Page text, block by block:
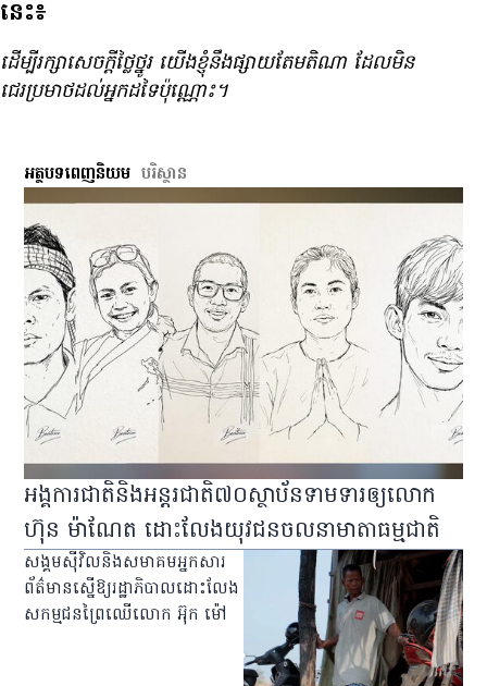
នេះ៖
ដើម្បី​រក្សា​សេចក្ដី​ថ្លៃថ្នូរ យើង​ខ្ញុំ​នឹង​ផ្សាយ​តែ​មតិ​ណា ដែល​មិន​
ជេរ​ប្រមាថ​ដល់​អ្នក​ដទៃ​ប៉ុណ្ណោះ។
អត្ថបទពេញនិយម បរិស្ថាន
អង្គការជាតិនិងអន្តរជាតិ៧០ស្ថាប័នទាមទារឲ្យលោក
ហ៊ុន ម៉ាណែត ដោះលែងយុវជនចលនាមាតាធម្មជាតិ
សង្គមស៊ីវិលនិងសមាគមអ្នកសារ
ព័ត៌មានស្នើឱ្យរដ្ឋាភិបាលដោះលែង
សកម្មជនព្រៃឈើលោក អ៊ុក ម៉ៅ